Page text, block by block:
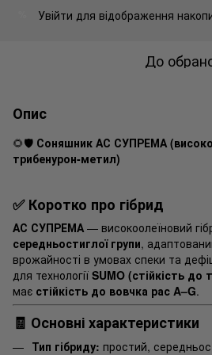
Увійти для відображення
До
Опис
🌻🛡️ Соняшник АС СУПРЕМА
трибенурон-метил)
✅ Коротко про гібрид
АС СУПРЕМА— високоолеїновий
середньостиглої групи,
врожайності в умовах спеки та
для технології SUMO (стійкість до
має стійкість до вовчка рас A–G.
🧾 Основні характеристики
Тип гібриду: простий,